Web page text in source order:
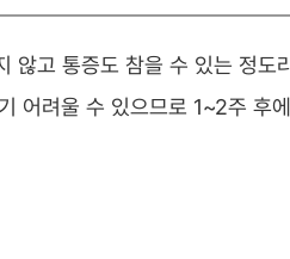
않고 통증도 참을 수 있는 정도
어려울 수 있으므로 1~2주 후